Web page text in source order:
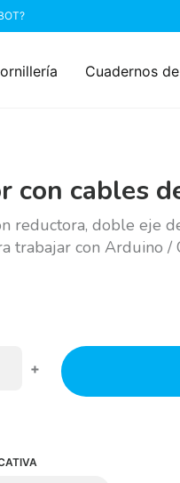
Cuadernos
con cables
reductora, doble eje
trabajar con Arduino /
+